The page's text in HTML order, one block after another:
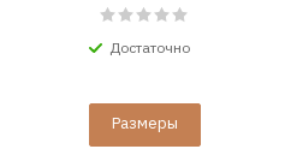
Достаточно
Размеры